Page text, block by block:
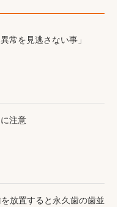
常を見逃さない事」
に注意
を放置すると永久歯の歯並